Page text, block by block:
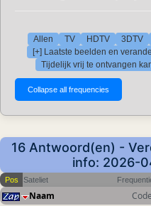
Allen TV HDTV 3DTV
[+] Laatste beelden en
Tijdelijk vrij te ontvangen
16 Antwoord(en) -
info: 2026-
Pos Sateliet
Naam